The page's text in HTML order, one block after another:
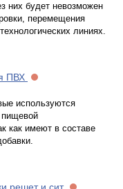
них будет невозможен
перемещения
линиях.
ПВХ
используются
как имеют в составе